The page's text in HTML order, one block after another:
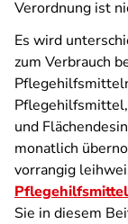
Verordnung ist
Es wird
zum Verbrauch
und
monatlich
vorrangig
Sie in diesem